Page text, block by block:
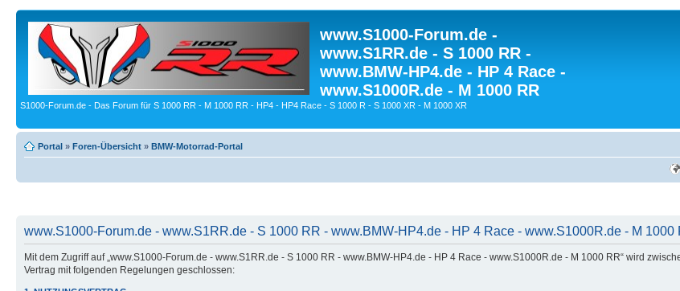
www.S1000-Forum.de -
www.S1RR.de - S 1000 RR -
www.BMW-HP4.de - HP 4 Race -
www.S1000R.de - M 1000 RR
S1000-Forum.de - Das Forum für S 1000 RR - M 1000 RR - HP4 - HP4 Race - S 1000 R - S 1000 XR - M 1000 XR
Portal » Foren-Übersicht » BMW-Motorrad-Portal
www.S1000-Forum.de - www.S1RR.de - S 1000 RR - www.BMW-HP4.de - HP 4 Race - www.S1000R.de - M 1000
Mit dem Zugriff auf „www.S1000-Forum.de - www.S1RR.de - S 1000 RR - www.BMW-HP4.de - HP 4 Race - www.S1000R.de - M 1000 RR“ wird
Vertrag mit folgenden Regelungen geschlossen: